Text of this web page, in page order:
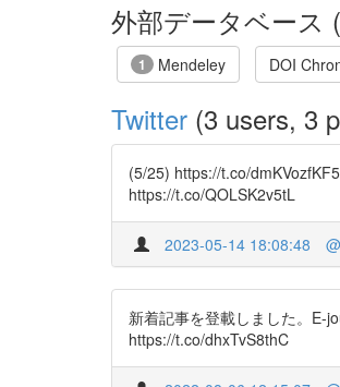
外部データベース
1 Mendeley DOI
Twitter (3 users, 3
(5/25) https://t.co/
https://t.co/QOLSK2v5tL
2023-05-14 18:08:48
新着記事を登載しました。E-
https://t.co/dhxTvS8thC